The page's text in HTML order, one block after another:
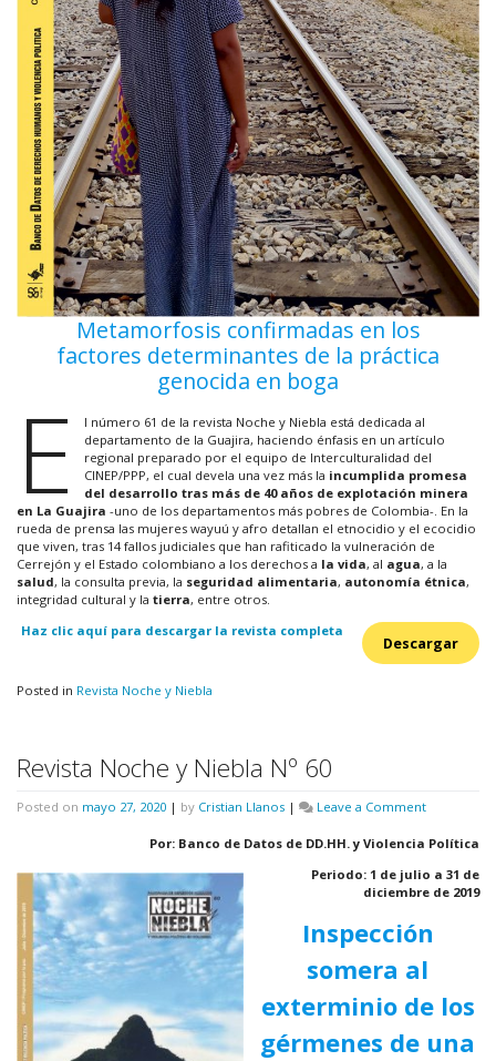
Metamorfosis confirmadas en los
factores determinantes de la práctica
genocida en boga
E
l número 61 de la revista Noche y Niebla está dedicada al
departamento de la Guajira, haciendo énfasis en un artículo
regional preparado por el equipo de Interculturalidad del
CINEP/PPP, el cual devela una vez más la incumplida promesa
del desarrollo tras más de 40 años de explotación minera
en La Guajira -uno de los departamentos más pobres de Colombia-. En la
rueda de prensa las mujeres wayuú y afro detallan el etnocidio y el ecocidio
que viven, tras 14 fallos judiciales que han rafiticado la vulneración de
Cerrejón y el Estado colombiano a los derechos a la vida, al agua, a la
salud, la consulta previa, la seguridad alimentaria, autonomía étnica,
integridad cultural y la tierra, entre otros.
Descargar
Haz clic aquí para descargar la revista completa
Posted in Revista Noche y Niebla
Revista Noche y Niebla Nº 60
Posted on mayo 27, 2020 | by Cristian Llanos | Leave a Commenton
Noche
Niebla
Nº
Por: Banco de Datos de DD.HH. y Violencia Política
Periodo: 1 de julio a 31 de
diciembre de 2019
Inspección
somera al
exterminio de los
gérmenes de una